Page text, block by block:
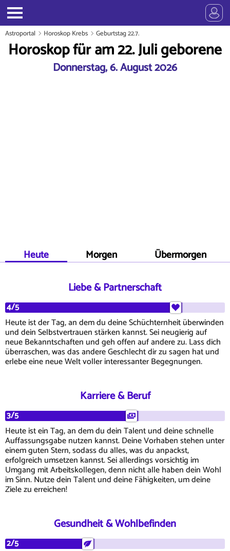
Astroportal Horoskop Krebs Geburtstag 22.7.
Horoskop für am 22. Juli geborene
Donnerstag, 6. August 2026
Heute Morgen Übermorgen
Liebe & Partnerschaft
4/5
Heute ist der Tag, an dem du deine Schüchternheit überwinden
und dein Selbstvertrauen stärken kannst. Sei neugierig auf
neue Bekanntschaften und geh offen auf andere zu. Lass dich
überraschen, was das andere Geschlecht dir zu sagen hat und
erlebe eine neue Welt voller interessanter Begegnungen.
Karriere & Beruf
3/5
Heute ist ein Tag, an dem du dein Talent und deine schnelle
Auffassungsgabe nutzen kannst. Deine Vorhaben stehen unter
einem guten Stern, sodass du alles, was du anpackst,
erfolgreich umsetzen kannst. Sei allerdings vorsichtig im
Umgang mit Arbeitskollegen, denn nicht alle haben dein Wohl
im Sinn. Nutze dein Talent und deine Fähigkeiten, um deine
Ziele zu erreichen!
Gesundheit & Wohlbefinden
2/5